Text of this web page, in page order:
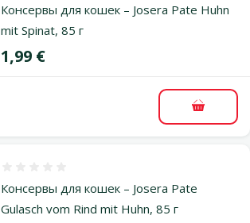
Консервы для кошек – Josera Pate Huhn
mit Spinat, 85 г
Цена
1,99 €
В
Консервы для кошек – Josera Pate
Gulasch vom Rind mit Huhn, 85 г